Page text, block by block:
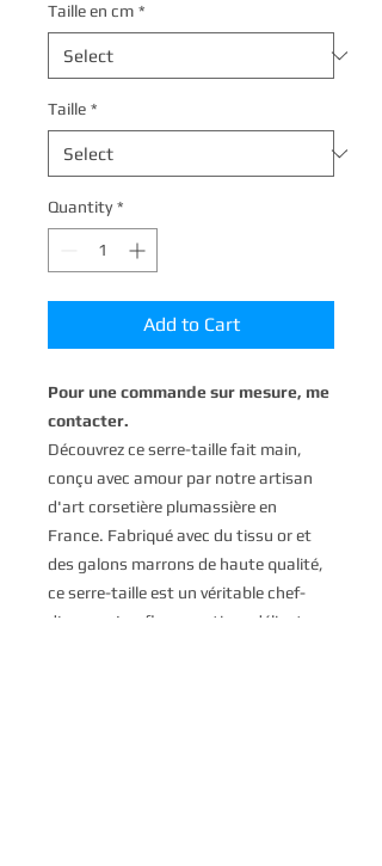
Taille en cm *
Taille *
Quantity *
Add to Cart
Pour une commande sur mesure, me
contacter.
Découvrez ce serre-taille fait main,
conçu avec amour par notre artisan
d'art corsetière plumassière en
France. Fabriqué avec du tissu or et
des galons marrons de haute qualité,
ce serre-taille est un véritable chef-
d'œuvre. Les fleurs en tissu délicates